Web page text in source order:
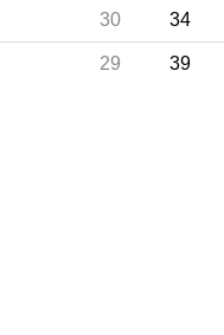
30 34
29 39